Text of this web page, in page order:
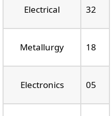
Electrical 32
Metallurgy 18
Electronics 05